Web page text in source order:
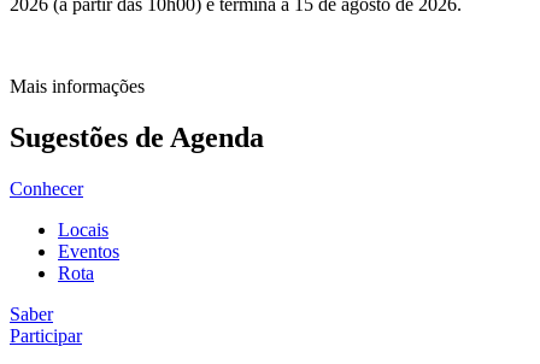
2026 (a partir das 10h00) e termina a 15 de agosto de 2026.
Mais informações
Sugestões de Agenda
Conhecer
Locais
Eventos
Rota
Saber
Participar